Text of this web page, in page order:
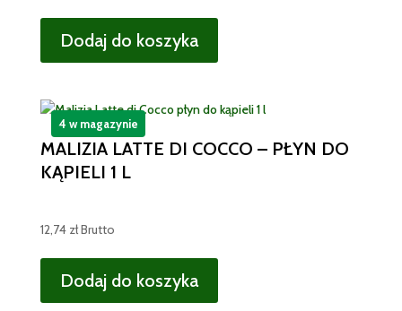
Dodaj do koszyka
MALIZIA LATTE DI COCCO – PŁYN DO
KĄPIELI 1 L
12,74 złBrutto
Dodaj do koszyka
4 w magazynie